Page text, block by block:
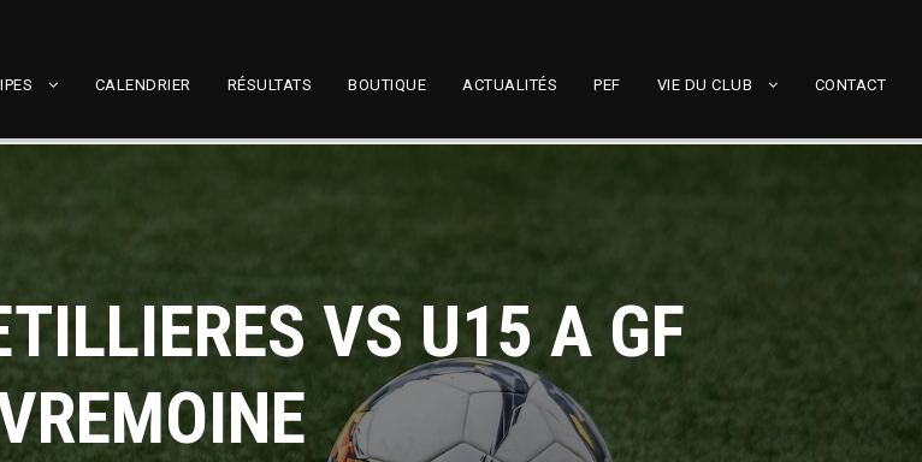
CALENDRIER RÉSULTATS BOUTIQUE ACTUALITÉS PEF VIE DU CLUB CONTACT
VS U15 A GF